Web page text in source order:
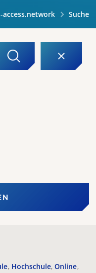
access.network Suche
Hochschule Online